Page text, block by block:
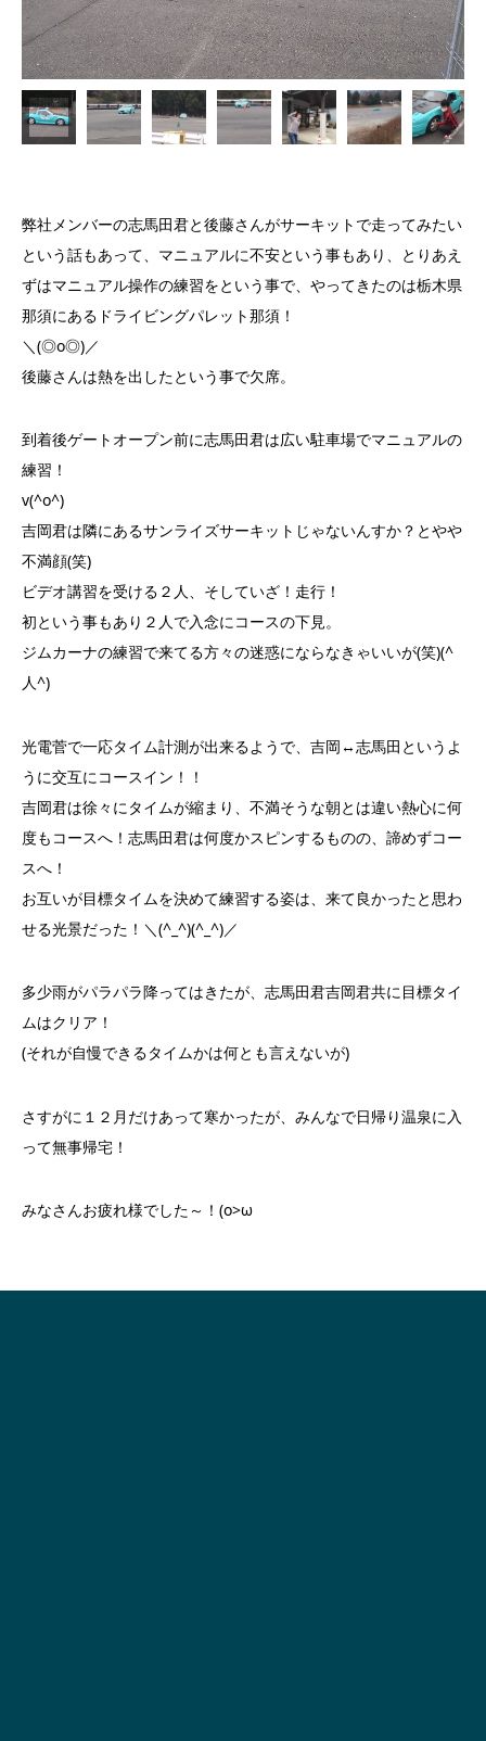
弊社メンバーの志馬田君と後藤さんがサーキットで走ってみたい
という話もあって、マニュアルに不安という事もあり、とりあえ
ずはマニュアル操作の練習をという事で、やってきたのは栃木県
那須にあるドライビングパレット那須！
＼(◎o◎)／
後藤さんは熱を出したという事で欠席。
到着後ゲートオープン前に志馬田君は広い駐車場でマニュアルの
練習！
v(^o^)
吉岡君は隣にあるサンライズサーキットじゃないんすか？とやや
不満顔(笑)
ビデオ講習を受ける２人、そしていざ！走行！
初という事もあり２人で入念にコースの下見。
ジムカーナの練習で来てる方々の迷惑にならなきゃいいが(笑)(^
人^)
光電菅で一応タイム計測が出来るようで、吉岡↔志馬田というよ
うに交互にコースイン！！
吉岡君は徐々にタイムが縮まり、不満そうな朝とは違い熱心に何
度もコースへ！志馬田君は何度かスピンするものの、諦めずコー
スへ！
お互いが目標タイムを決めて練習する姿は、来て良かったと思わ
せる光景だった！＼(^_^)(^_^)／
多少雨がパラパラ降ってはきたが、志馬田君吉岡君共に目標タイ
ムはクリア！
(それが自慢できるタイムかは何とも言えないが)
さすがに１２月だけあって寒かったが、みんなで日帰り温泉に入
って無事帰宅！
みなさんお疲れ様でした～！(o>ω